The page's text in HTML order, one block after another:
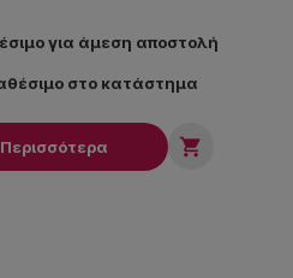
για άμεση αποστολή
στο κατάστημα
Περισσότερα 